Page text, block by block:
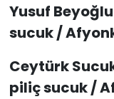
Yusuf
sucuk /
Ceytürk
piliç sucuk /